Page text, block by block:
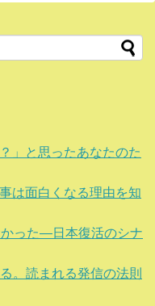
」と思ったあなたのた
は面白くなる理由を知
かった―日本復活のシナ
。読まれる発信の法則